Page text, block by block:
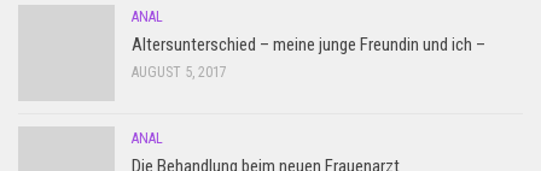
ANAL
Altersunterschied – meine junge Freundin und ich –
AUGUST 5, 2017
ANAL
Die Behandlung beim neuen Frauenarzt